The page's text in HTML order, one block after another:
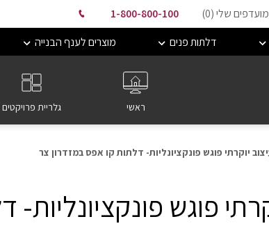
שלי (0
)
1-800-800-100
דלתות פנים מוצרים לענף הבנייה
ראשי גלריית פרויקטים
יוקרתי פוגש פונקציונליות- דלתות קו אפס במזדרון צר
פוגש